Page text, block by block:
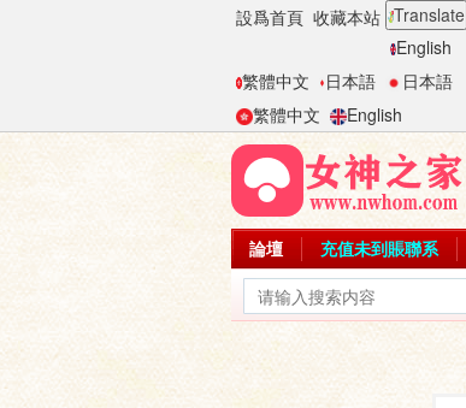
設爲首頁 收藏本站 Translate
English
繁體中文
日本語
日本語
繁體中文
English
論壇 充值未到賬聯系